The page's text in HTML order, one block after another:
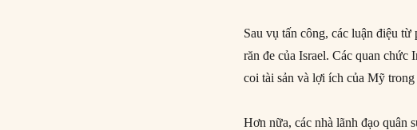
Sau vụ tấn công, các luận điệu
răn đe của Israel. Các quan chức
coi tài sản và lợi ích của Mỹ
Hơn nữa, các nhà lãnh đạo quân